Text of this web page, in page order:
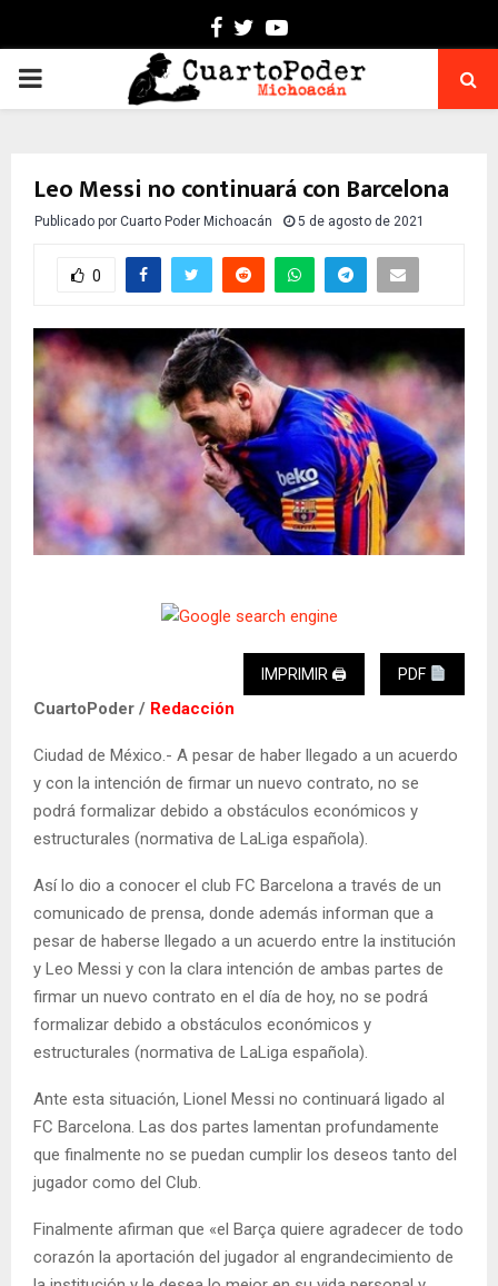
Facebook
TwitterYoutube
PRIMARY
Leo Messi no continuará con Barcelona
Publicado por Cuarto Poder Michoacán 5 de agosto de 2021
0
IMPRIMIR 🖨 PDF
CuartoPoder / Redacción
Ciudad de México.- A pesar de haber llegado a un acuerdo
y con la intención de firmar un nuevo contrato, no se
podrá formalizar debido a obstáculos económicos y
estructurales (normativa de LaLiga española).
Así lo dio a conocer el club FC Barcelona a través de un
comunicado de prensa, donde además informan que a
pesar de haberse llegado a un acuerdo entre la institución
y Leo Messi y con la clara intención de ambas partes de
firmar un nuevo contrato en el día de hoy, no se podrá
formalizar debido a obstáculos económicos y
estructurales (normativa de LaLiga española).
Ante esta situación, Lionel Messi no continuará ligado al
FC Barcelona. Las dos partes lamentan profundamente
que finalmente no se puedan cumplir los deseos tanto del
jugador como del Club.
Finalmente afirman que «el Barça quiere agradecer de todo
corazón la aportación del jugador al engrandecimiento de